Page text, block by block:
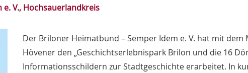
V., Hochsauerlandkreis
Der Briloner Heimatbund – Semper Idem e. V. hat mit dem
Hövener den „Geschichtserlebnispark Brilon und die 16
Informationsschildern zur Stadtgeschichte erarbeitet. In